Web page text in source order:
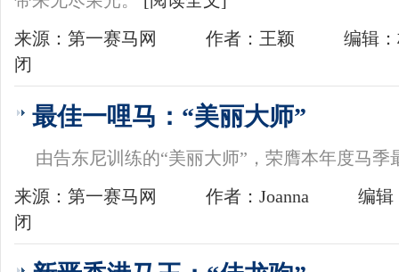
来源：第一赛马网
作者：王颖
编辑
闭
最佳一哩马：“美丽大师”
由告东尼训练的“美丽大师”，荣膺本年度马
来源：第一赛马网
作者：Joanna
编辑
闭